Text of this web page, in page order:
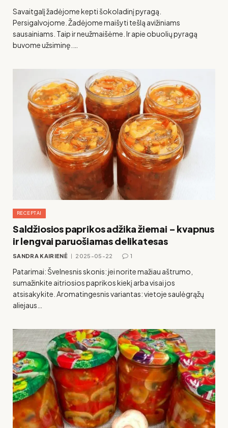
Savaitgalį žadėjome kepti šokoladinį pyragą.
Persigalvojome. Žadėjome maišyti tešlą avižiniams
sausainiams. Taip ir neužmaišėme. Ir apie obuolių pyragą
buvome užsiminę.…
RECEPTAI
Saldžiosios paprikos adžika žiemai – kvapnus
ir lengvai paruošiamas delikatesas
SANDRA KAIRIENĖ 2025-05-22 1
Patarimai: Švelnesnis skonis: jei norite mažiau aštrumo,
sumažinkite aitriosios paprikos kiekį arba visai jos
atsisakykite. Aromatingesnis variantas: vietoje saulėgrąžų
aliejaus…